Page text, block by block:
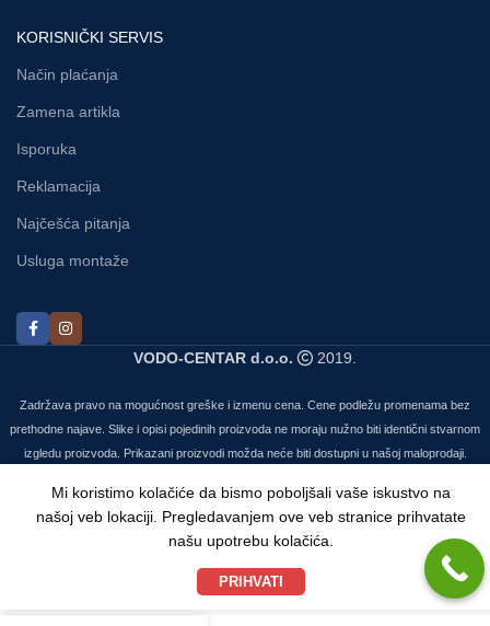
KORISNIČKI SERVIS
Način plaćanja
Zamena artikla
Isporuka
Reklamacija
Najčešća pitanja
Usluga montaže
VODO-CENTAR d.o.o. 2019.
Zadržava pravo na mogućnost greške i izmenu cena. Cene podležu promenama bez
prethodne najave. Slike i opisi pojedinih proizvoda ne moraju nužno biti identični stvarnom
izgledu proizvoda. Prikazani proizvodi možda neće biti dostupni u našoj maloprodaji.
Mi koristimo kolačiće da bismo poboljšali vaše iskustvo na
našoj veb lokaciji. Pregledavanjem ove veb stranice prihvatate
našu upotrebu kolačića.
PRIHVATI